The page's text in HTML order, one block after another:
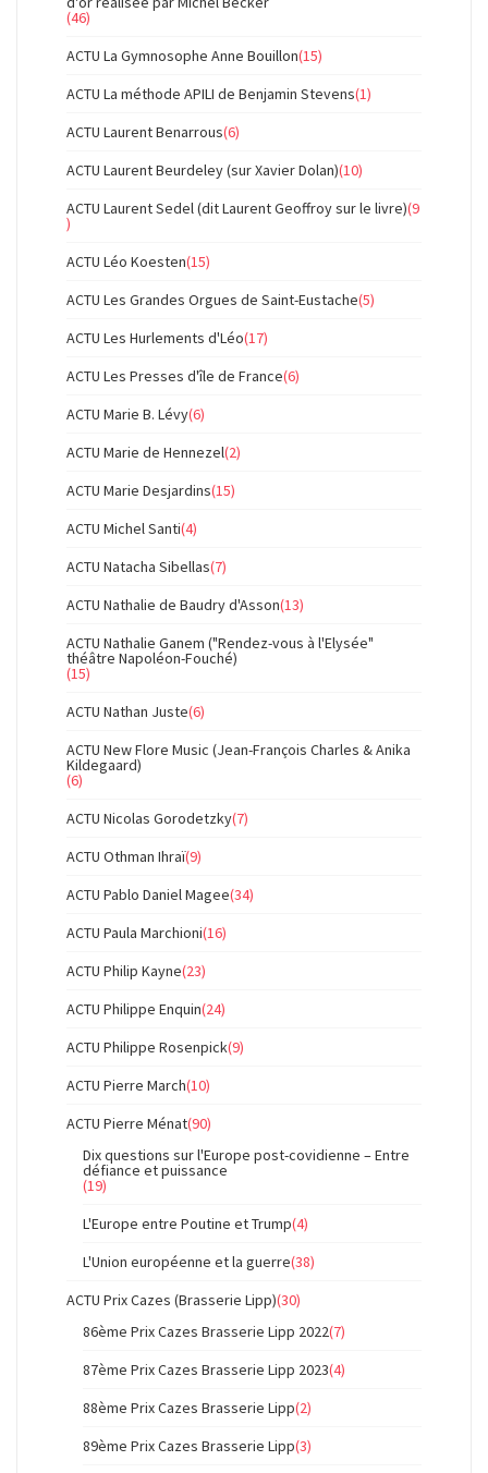
(46)
ACTU La Gymnosophe Anne Bouillon(15)
ACTU La méthode APILI de Benjamin Stevens(1)
ACTU Laurent Benarrous(6)
ACTU Laurent Beurdeley (sur Xavier Dolan)(10)
ACTU Laurent Sedel (dit Laurent Geoffroy sur le livre)(9
)
ACTU Léo Koesten(15)
ACTU Les Grandes Orgues de Saint-Eustache(5)
ACTU Les Hurlements d'Léo(17)
ACTU Les Presses d'île de France(6)
ACTU Marie B. Lévy(6)
ACTU Marie de Hennezel(2)
ACTU Marie Desjardins(15)
ACTU Michel Santi(4)
ACTU Natacha Sibellas(7)
ACTU Nathalie de Baudry d'Asson(13)
ACTU Nathalie Ganem ("Rendez-vous à l'Elysée"
théâtre Napoléon-Fouché)
(15)
ACTU Nathan Juste(6)
ACTU New Flore Music (Jean-François Charles & Anika
Kildegaard)
(6)
ACTU Nicolas Gorodetzky(7)
ACTU Othman Ihraï(9)
ACTU Pablo Daniel Magee(34)
ACTU Paula Marchioni(16)
ACTU Philip Kayne(23)
ACTU Philippe Enquin(24)
ACTU Philippe Rosenpick(9)
ACTU Pierre March(10)
ACTU Pierre Ménat(90)
Dix questions sur l'Europe post-covidienne – Entre
défiance et puissance
(19)
L'Europe entre Poutine et Trump(4)
L'Union européenne et la guerre(38)
ACTU Prix Cazes (Brasserie Lipp)(30)
86ème Prix Cazes Brasserie Lipp 2022(7)
87ème Prix Cazes Brasserie Lipp 2023(4)
88ème Prix Cazes Brasserie Lipp(2)
89ème Prix Cazes Brasserie Lipp(3)